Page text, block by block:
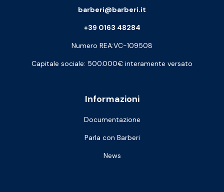
Informazioni
Documentazione
Parla con Barberi
News
barberi@barberi.it
+39 0163 48284
Numero REA:VC-109508
Capitale sociale: 500.000€ interamente versato